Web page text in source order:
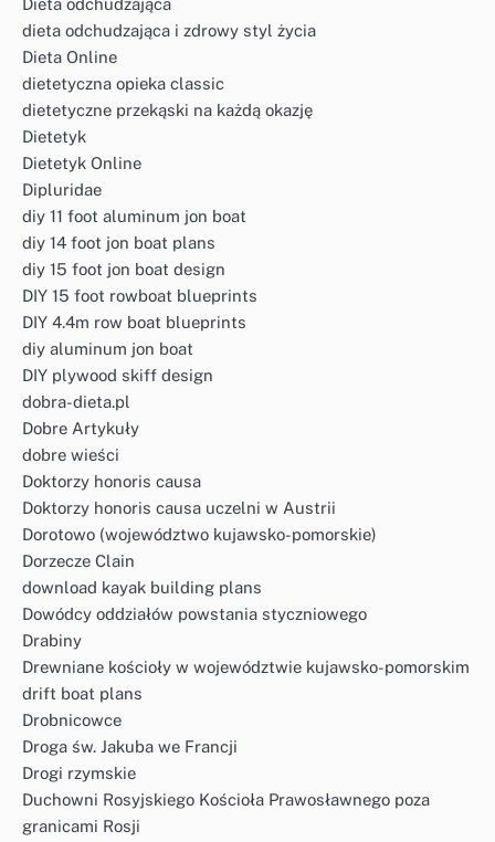
Dieta odchudzająca
dieta odchudzająca i zdrowy styl życia
Dieta Online
dietetyczna opieka classic
dietetyczne przekąski na każdą okazję
Dietetyk
Dietetyk Online
Dipluridae
diy 11 foot aluminum jon boat
diy 14 foot jon boat plans
diy 15 foot jon boat design
DIY 15 foot rowboat blueprints
DIY 4.4m row boat blueprints
diy aluminum jon boat
DIY plywood skiff design
dobra-dieta.pl
Dobre Artykuły
dobre wieści
Doktorzy honoris causa
Doktorzy honoris causa uczelni w Austrii
Dorotowo (województwo kujawsko-pomorskie)
Dorzecze Clain
download kayak building plans
Dowódcy oddziałów powstania styczniowego
Drabiny
Drewniane kościoły w województwie kujawsko-pomorskim
drift boat plans
Drobnicowce
Droga św. Jakuba we Francji
Drogi rzymskie
Duchowni Rosyjskiego Kościoła Prawosławnego poza
granicami Rosji